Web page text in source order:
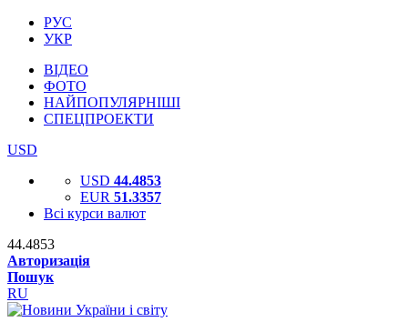
РУС
УКР
ВІДЕО
ФОТО
НАЙПОПУЛЯРНІШІ
СПЕЦПРОЕКТИ
USD
USD 44.4853
EUR 51.3357
Всі курси валют
44.4853
Авторизація
Пошук
RU